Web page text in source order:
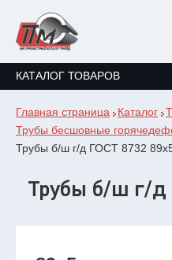
КАТАЛОГ ТОВАРОВ
Главная страница Каталог
Трубы бесшовные
Трубы б/ш г/д ГОСТ 8732
Трубы б/ш г/д